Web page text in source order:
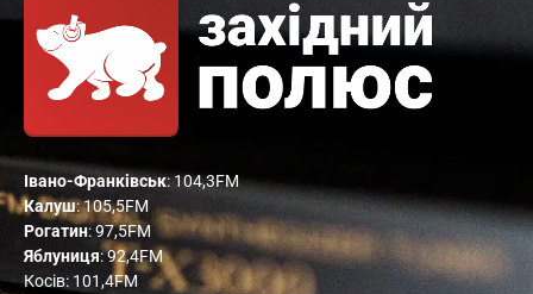
Івано-Франківськ: 104,3FM
Калуш: 105,5FM
Рогатин: 97,5FM
Яблуниця: 92,4FM
Косів: 101,4FM